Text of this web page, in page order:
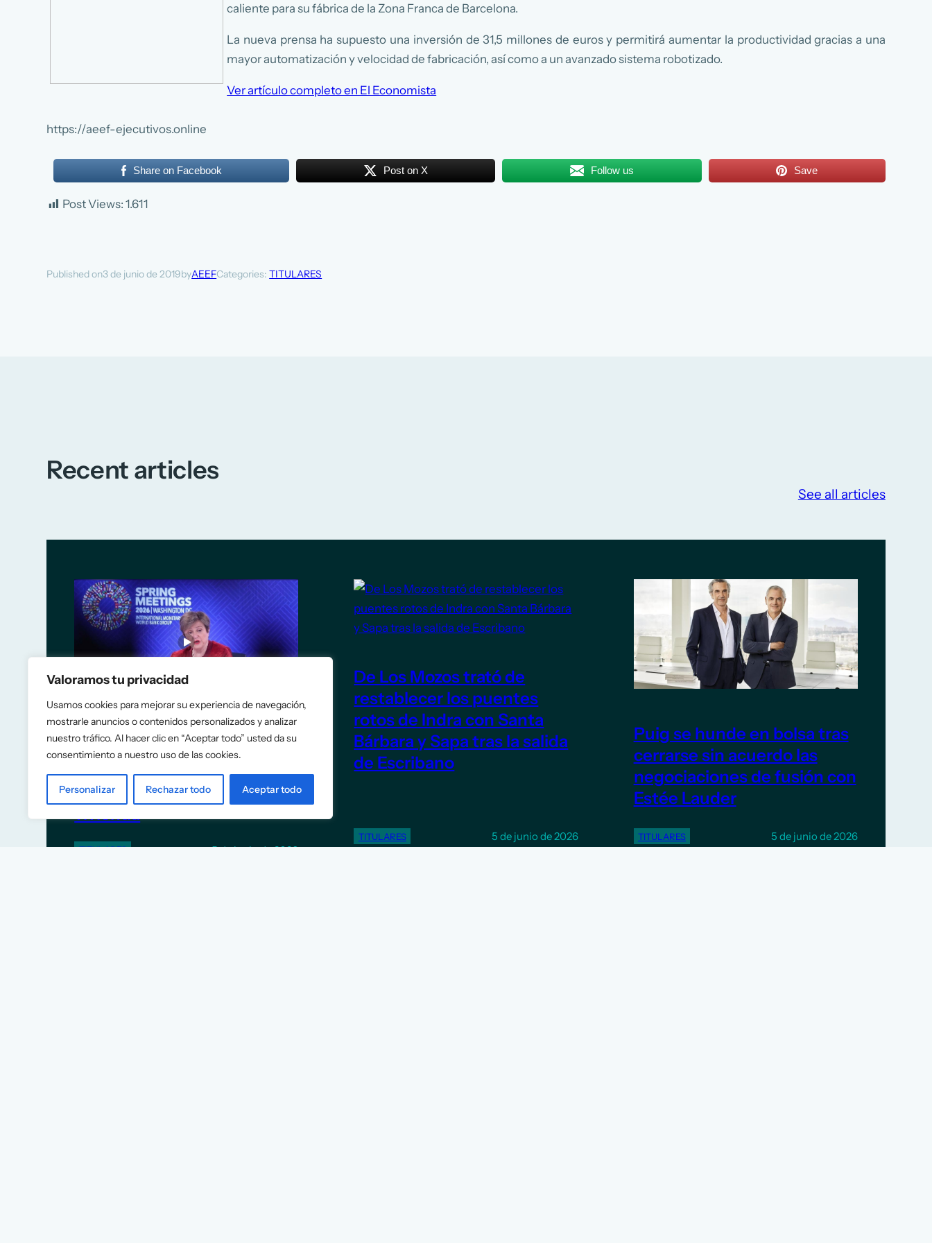
Valoramos tu privacidad
Usamos cookies para mejorar su experiencia de navegación,
mostrarle anuncios o contenidos personalizados y analizar
nuestro tráfico. Al hacer clic en “Aceptar todo” usted da su
consentimiento a nuestro uso de las cookies.
Personalizar Rechazar todo Aceptar todo
caliente para su fábrica de la Zona Franca de Barcelona.
La nueva prensa ha supuesto una inversión de 31,5 millones de euros y permitirá aumentar la productividad gracias a una
mayor automatización y velocidad de fabricación, así como a un avanzado sistema robotizado.
Ver artículo completo en El Economista
https://aeef-ejecutivos.online
Share on Facebook Post on X Follow us Save
Post Views: 1.611
Published on3 de junio de 2019byAEEFCategories:TITULARES
Recent articles
See all articles
El FMI recomienda a España
eliminar las rebajas fiscales a
la energía y construir más
TITULARES 5 de junio de 2026
De Los Mozos trató de
restablecer los puentes
rotos de Indra con Santa
Bárbara y Sapa tras la salida
de Escribano
TITULARES 5 de junio de 2026
Puig se hunde en bolsa tras
cerrarse sin acuerdo las
negociaciones de fusión con
Estée Lauder
TITULARES 5 de junio de 2026